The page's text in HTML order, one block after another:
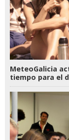
MeteoGalicia
tiempo para el